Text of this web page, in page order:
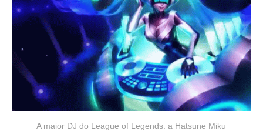
A maior DJ do League of Legends: a Hatsune Miku